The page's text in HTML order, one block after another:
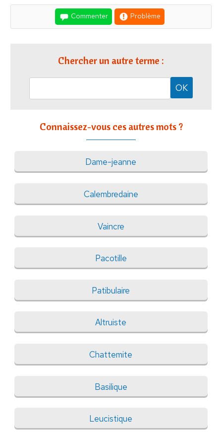
Commenter Problème
Chercher un autre terme :
Connaissez-vous ces autres mots ?
Dame-jeanne
Calembredaine
Vaincre
Pacotille
Patibulaire
Altruiste
Chattemite
Basilique
Leucistique